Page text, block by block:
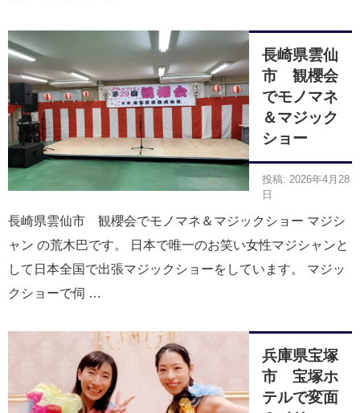
長崎県雲仙
市 観櫻会
でモノマネ
＆マジック
ショー
投稿: 2026年4月28
日
長崎県雲仙市 観櫻会でモノマネ＆マジックショー マジシ
ャン の荒木巴です。 日本で唯一のお笑い女性マジシャンと
して日本全国で出張マジックショーをしています。 マジッ
クショーで伺 …
兵庫県宝塚
市 宝塚ホ
テルで変面